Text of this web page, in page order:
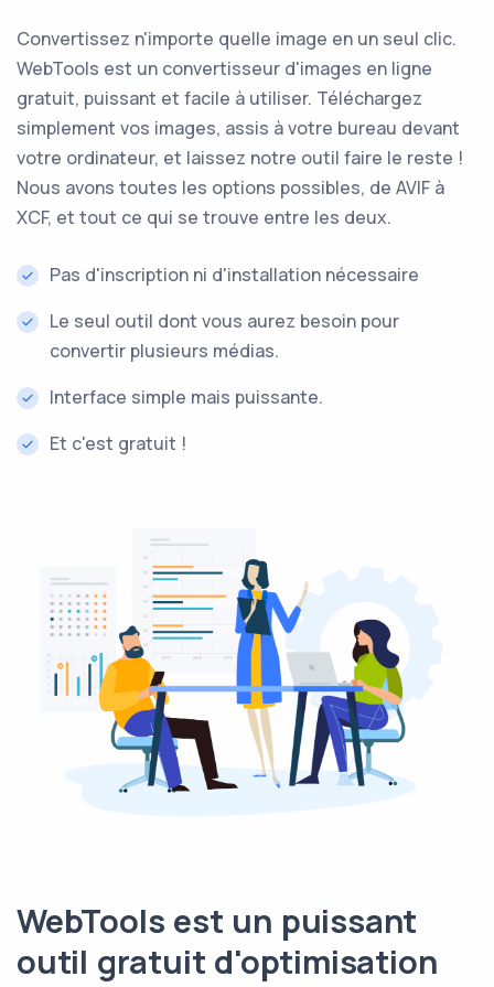
Convertissez n'importe quelle image en un seul clic.
WebTools est un convertisseur d'images en ligne
gratuit, puissant et facile à utiliser. Téléchargez
simplement vos images, assis à votre bureau devant
votre ordinateur, et laissez notre outil faire le reste !
Nous avons toutes les options possibles, de AVIF à
XCF, et tout ce qui se trouve entre les deux.
Pas d'inscription ni d'installation nécessaire
Le seul outil dont vous aurez besoin pour
convertir plusieurs médias.
Interface simple mais puissante.
Et c'est gratuit !
WebTools est un puissant
outil gratuit d'optimisation